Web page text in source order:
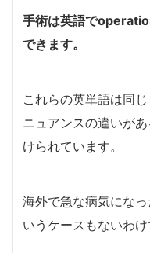
手術は英語で
できます。
これらの英単語は同
ニュアンスの違いが
けられています。
海外で急な病気にな
いうケースもないわけ